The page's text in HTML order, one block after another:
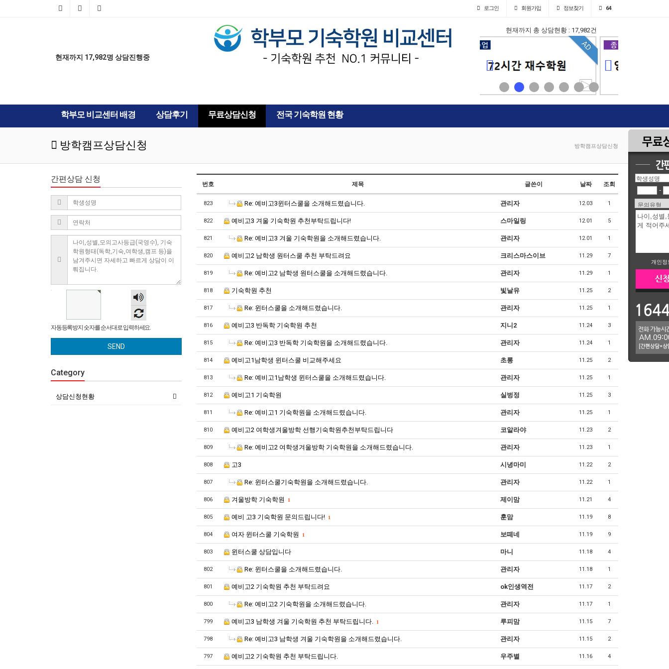
-
개인
로그인 회원가입 정보찾기 64
현재까지 17,982명 상담진행중
현재까지 총 상담현황 : 17,982건
AD AD
학부모 비교센터 배경 상담후기 무료상담신청 전국 기숙학원 현황
방학캠프상담신청 방학캠프상담신청
번호 제목 글쓴이 날짜 조회
823 Re: 예비고3윈터스쿨을 소개해드렸습니다. 관리자 12.03 1
822 예비고3 겨울 기숙학원 추천부탁드립니다! 스마일링 12.01 5
821 Re: 예비고3 겨울 기숙학원을 소개해드렸습니다. 관리자 12.01 1
820 예비고2 남학생 원터스쿨 추천 부탁드려요 크리스마스이브 11.29 7
819 Re: 예비고2 남학생 원터스쿨을 소개해드렸습니다. 관리자 11.29 1
818 기숙학원 추천 빛날유 11.25 2
817 Re: 윈터스쿨을 소개해드렸습니다. 관리자 11.25 1
816 예비고3 반독학 기숙학원 추천 지니2 11.24 3
815 Re: 예비고3 반독학 기숙학원을 소개해드렸습니다. 관리자 11.24 1
814 예비고1남학생 윈터스쿨 비교해주세요 초롱 11.25 2
813 Re: 예비고1남학생 윈터스쿨을 소개해드렸습니다. 관리자 11.25 1
812 예비고1 기숙학원 실벙정 11.25 3
811 Re: 예비고1 기숙학원을 소개해드렸습니다. 관리자 11.25 1
810 예비고2 여학생겨울방학 선행기숙학원추천부탁드립니다 코알라야 11.23 2
809 Re: 예비고2 여학생겨울방학 기숙학원을 소개해드렸습니다. 관리자 11.23 1
808 고3 시녕마미 11.22 2
807 Re: 윈터스쿨기숙학원을 소개해드렸습니다. 관리자 11.22 1
806 겨울방학 기숙학원 1 제이맘 11.21 4
805 예비 고3 기숙학원 문의드립니다! 1 훈맘 11.19 8
804 여자 윈터스쿨 기숙학원 1 보떼네 11.19 9
803 윈터스쿨 상담입니다 마니 11.18 4
802 Re: 윈터스쿨을 소개해드렸습니다. 관리자 11.18 1
801 예비고2 기숙학원 추천 부탁드려요 ok인생역전 11.17 2
800 Re: 예비고2 기숙학원을 소개해드렸습니다. 관리자 11.17 1
799 예비고3 남학생 겨울 기숙학원 추천 부탁드립니다. 1 루피맘 11.15 7
798 Re: 예비고3 남학생 겨울 기숙학원을 소개해드렸습니다. 관리자 11.15 2
797 예비고2 기숙학원 추천 부탁드립니다. 우주별 11.16 4
간편상담 신청
숫자
듣기
자동등록방지 숫자를 순서대로 입력하세요.
SEND
Category
상담신청현황